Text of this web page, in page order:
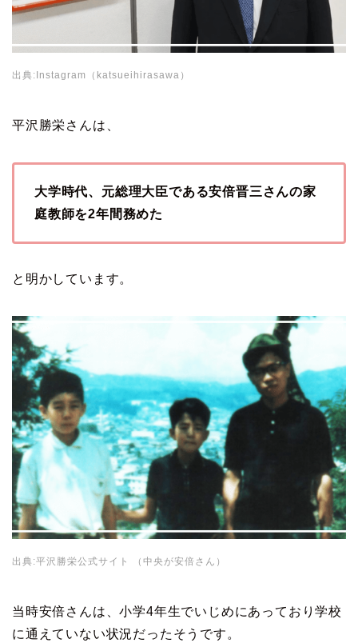
出典:Instagram（katsueihirasawa）
平沢勝栄さんは、
大学時代、元総理大臣である安倍晋三さんの家
庭教師を2年間務めた
と明かしています。
出典:平沢勝栄公式サイト （中央が安倍さん）
当時安倍さんは、小学4年生でいじめにあっており学校
に通えていない状況だったそうです。